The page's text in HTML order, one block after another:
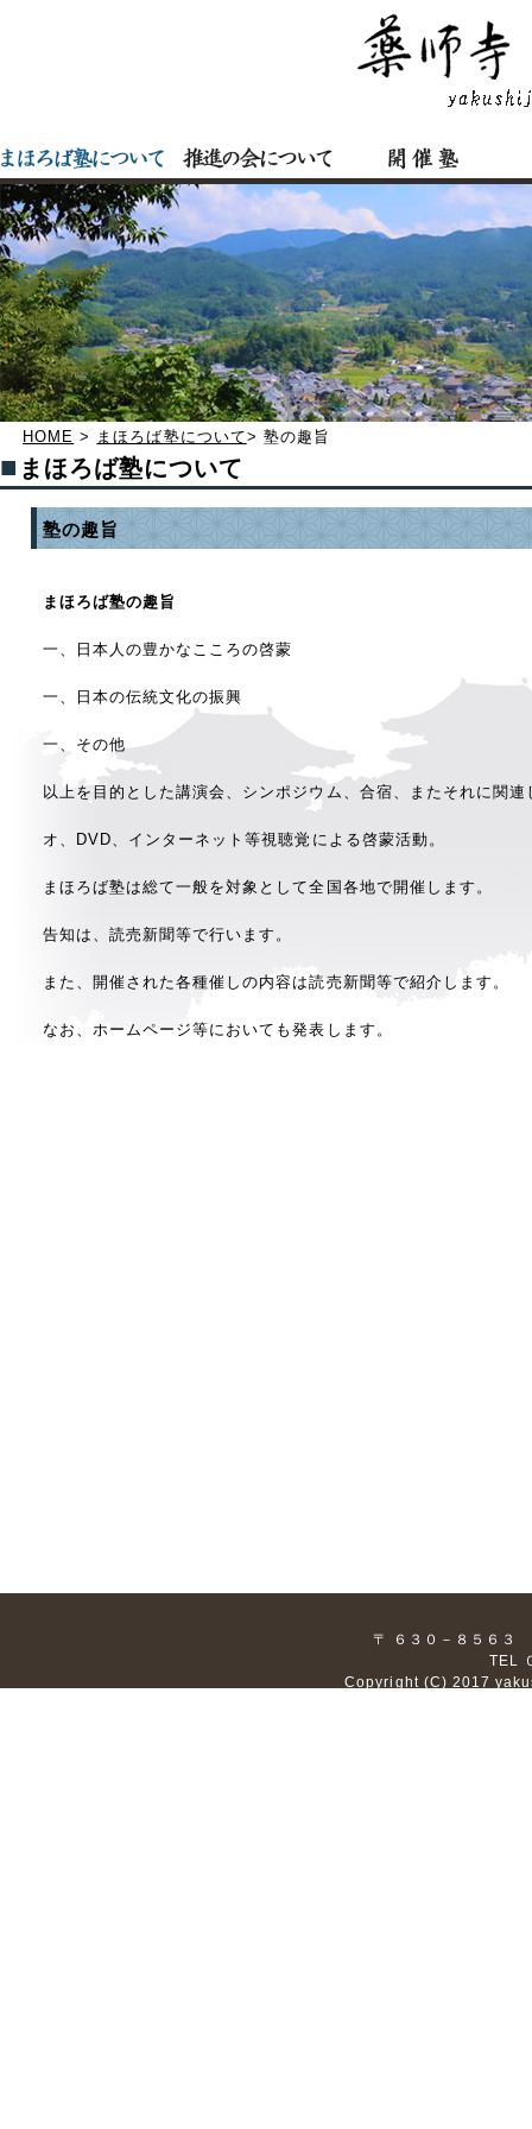
HOME > まほろば塾について> 塾の趣旨
■ まほろば塾について
塾の趣旨
まほろば塾の趣旨
一、日本人の豊かなこころの啓蒙
一、日本の伝統文化の振興
一、その他
以上を目的とした講演会、シンポジウム、合宿、またそれに関
オ、DVD、インターネット等視聴覚による啓蒙活動。
まほろば塾は総て一般を対象として全国各地で開催します。
告知は、読売新聞等で行います。
また、開催された各種催しの内容は読売新聞等で紹介します。
なお、ホームページ等においても発表します。
〒 ６３０－８５６３
TEL
Copyright (C) 2017